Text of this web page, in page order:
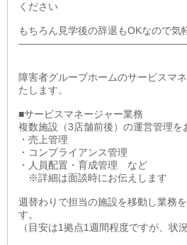
ください
もちろん見学後の辞退もOKなので気
障害者グループホームのサービスマ
たします。
■サービスマネージャー業務
複数施設（3店舗前後）の運営管理を
・売上管理
・コンプライアンス管理
・人員配置・育成管理 など
※詳細は面談時にお伝えします
週替わりで担当の施設を移動し業務
す。
（目安は1拠点1週間程度ですが、状